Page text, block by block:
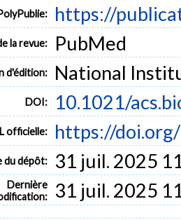
https://
la revue: PubMed
d'édition: National
DOI: 10.1021/
officielle: https://
du dépôt: 31 juil. 2025
Dernière
31 juil. 2025